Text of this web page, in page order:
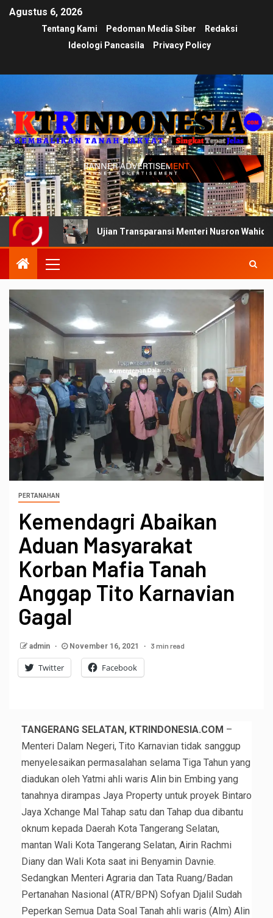
Agustus 6, 2026
Tentang Kami Pedoman Media Siber
Redaksi
Ideologi Pancasila
Privacy Policy
Ujian Transparansi Menteri Nusron Wahid: Dokumen
PERTANAHAN
Kemendagri Abaikan
Aduan Masyarakat
Korban Mafia Tanah
Anggap Tito Karnavian
Gagal
admin November 16, 2021 3 min read
Twitter Facebook
TANGERANG SELATAN, KTRINDONESIA.COM –
Menteri Dalam Negeri, Tito Karnavian tidak sanggup
menyelesaikan permasalahan selama Tiga Tahun yang
diadukan oleh Yatmi ahli waris Alin bin Embing yang
tanahnya dirampas Jaya Property untuk proyek Bintaro
Jaya Xchange Mal Tahap satu dan Tahap dua dibantu
oknum kepada Daerah Kota Tangerang Selatan,
mantan Wali Kota Tangerang Selatan, Airin Rachmi
Diany dan Wali Kota saat ini Benyamin Davnie.
Sedangkan Menteri Agraria dan Tata Ruang/Badan
Pertanahan Nasional (ATR/BPN) Sofyan Djalil Sudah
Peperkan Semua Data Soal Tanah ahli waris (Alm) Alin